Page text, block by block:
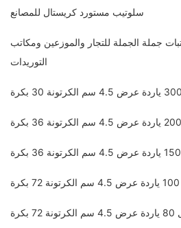
سلوتيب مستورد كريستال للمصانع
جملة الجملة للتجار والموزعين ومكاتب
التوريدات